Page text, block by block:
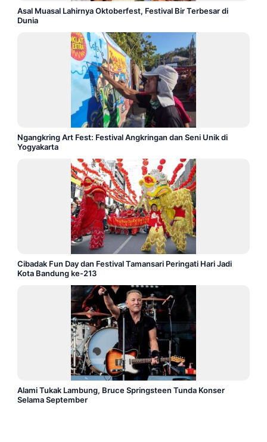
Asal Muasal Lahirnya Oktoberfest, Festival Bir Terbesar di
Dunia
Ngangkring Art Fest: Festival Angkringan dan Seni Unik di
Yogyakarta
Cibadak Fun Day dan Festival Tamansari Peringati Hari Jadi
Kota Bandung ke-213
Alami Tukak Lambung, Bruce Springsteen Tunda Konser
Selama September